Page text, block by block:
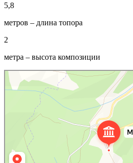
5,8
метров – длина топора
2
метра – высота композиции
Арт-объект Мыслитель на гигантском стуле
Жанровая скульптура в Белокурихе